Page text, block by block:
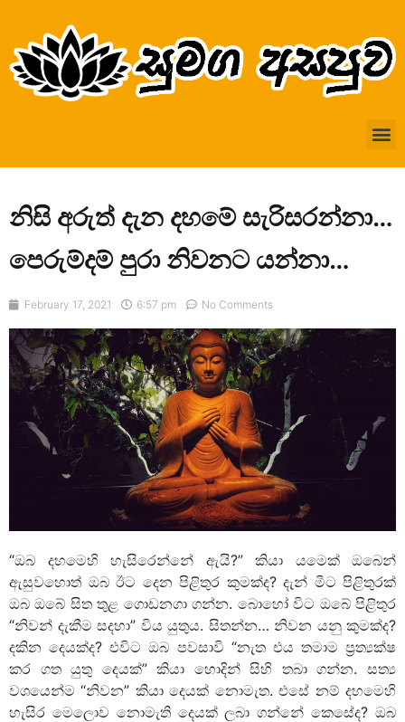
නිසි අරුත් දැන දහමේ සැරිසරන්නා…
පෙරුම්දම් පුරා නිවනට යන්නා…
February 17, 2021 6:57 pm No Comments
“ඔබ දහමෙහි හැසිරෙන්නේ ඇයි?” කියා යමෙක් ඔබෙන්
ඇසුවහොත් ඔබ ඊට දෙන පිළිතුර කුමක්ද? දැන් මීට පිළිතුරක්
ඔබ ඔබේ සිත තුළ ගොඩනගා ගන්න. බොහෝ විට ඔබේ පිළිතුර
“නිවන් දැකීම සදහා” විය යුතුය. සිතන්න… නිවන යනු කුමක්ද?
දකින දෙයක්ද? එවිට ඔබ පවසාවි “නැත එය තමාම ප්‍රත්‍යක්ෂ
කර ගත යුතු දෙයක්” කියා හොදින් සිහි තබා ගන්න. සත්‍ය
වශයෙන්ම “නිවන” කියා දෙයක් නොමැත. එසේ නම් දහමෙහි
හැසිර මෙලොව නොමැති දෙයක් ලබා ගන්නේ කෙසේද? ඔබ